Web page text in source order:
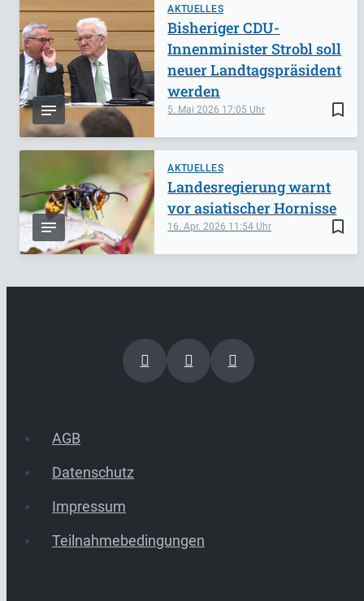
AKTUELLES
bookmark_border
5. Mai 2026 17:05
Bisheriger CDU-
Innenminister Strobl soll
neuer Landtagspräsident
werden
AKTUELLES
bookmark_border
16. Apr. 2026 11:54
Landesregierung warnt
vor asiatischer Hornisse
AGB
Datenschutz
Impressum
Teilnahmebedingungen